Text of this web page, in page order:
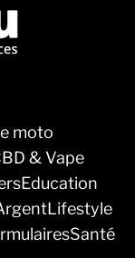
moto
& Vape
Education
Lifestyle
Santé